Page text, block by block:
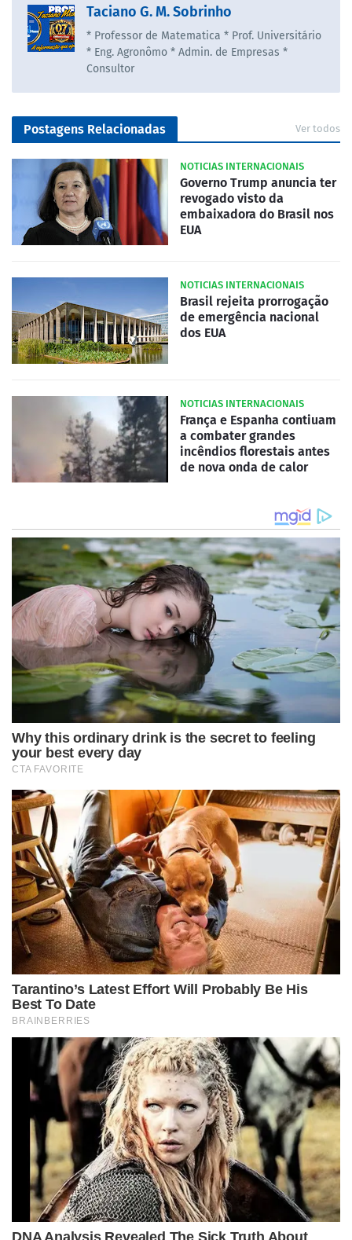
Taciano G. M. Sobrinho
* Professor de Matematica * Prof. Universitário
* Eng. Agronômo * Admin. de Empresas *
Consultor
Postagens Relacionadas Ver todos
NOTICIAS INTERNACIONAIS
Governo Trump anuncia ter
revogado visto da
embaixadora do Brasil nos
EUA
NOTICIAS INTERNACIONAIS
Brasil rejeita prorrogação
de emergência nacional
dos EUA
NOTICIAS INTERNACIONAIS
França e Espanha contiuam
a combater grandes
incêndios florestais antes
de nova onda de calor